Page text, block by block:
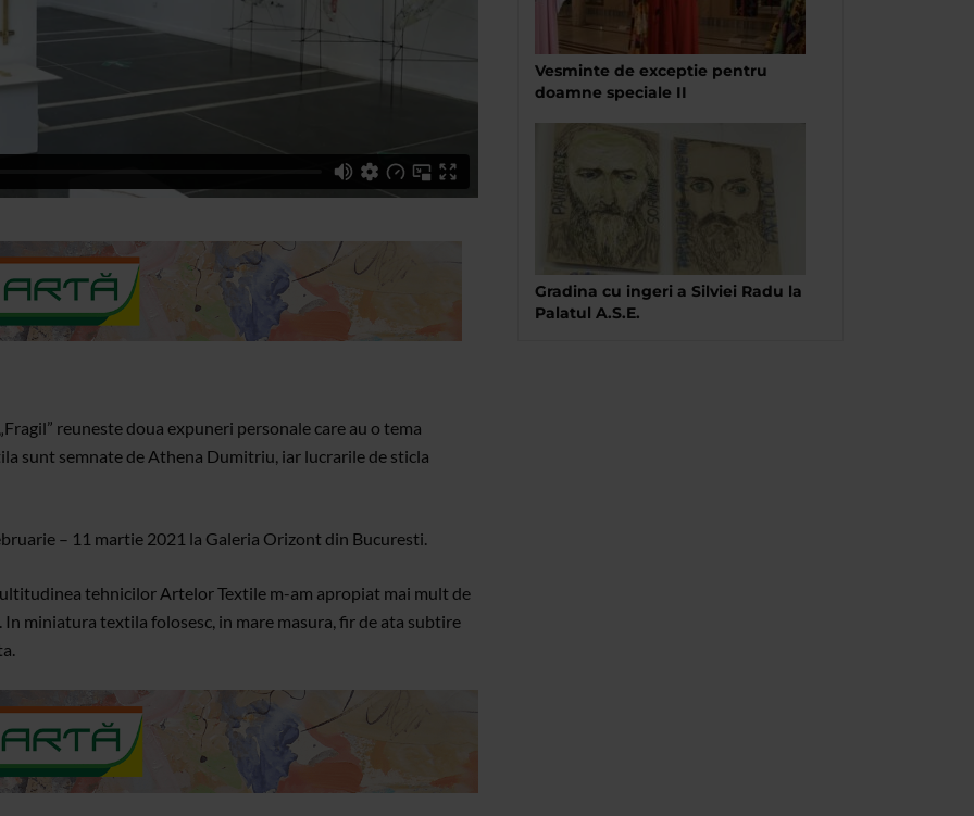
reuneste doua expuneri personale care au o tema
sunt semnate de Athena Dumitriu, iar lucrarile de sticla
– 11 martie 2021 la Galeria Orizont din Bucuresti.
tehnicilor Artelor Textile m-am apropiat mai mult de
In miniatura textila folosesc, in mare masura, fir de ata subtire
Vesminte de exceptie pentru
doamne speciale II
Gradina cu ingeri a Silviei Radu la
Palatul A.S.E.